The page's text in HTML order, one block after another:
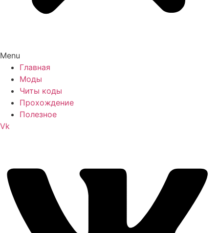
Menu
Главная
Моды
Читы коды
Прохождение
Полезное
Vk